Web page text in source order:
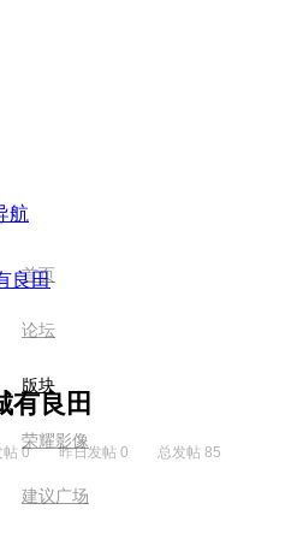
航
首页
论坛
版块
荣耀影像
建议广场
良田
有良田
帖 0 昨日发帖 0 总发帖 85